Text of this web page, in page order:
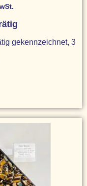
gekennzeichnet, 3